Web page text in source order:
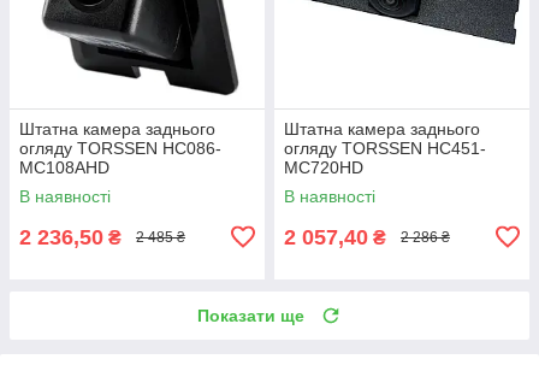
Штатна камера заднього
огляду TORSSEN HC086-
MC108AHD
В наявності
2 236,50 ₴ 2 485 ₴
Штатна камера заднього
огляду TORSSEN HC451-
MC720HD
В наявності
2 057,40 ₴ 2 286 ₴
Показати ще